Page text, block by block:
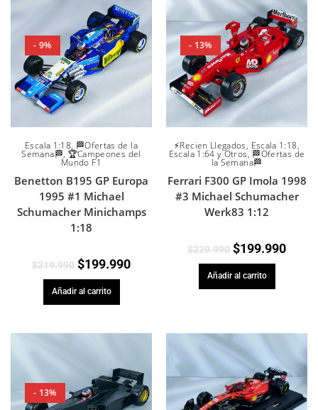
- 9%
Escala 1:18, 🏁Ofertas de la
Semana🏁, 🏆Campeones del
Mundo F1
Benetton B195 GP Europa
1995 #1 Michael
Schumacher Minichamps
1:18
$219.990 $199.990
Añadir al carrito
- 13%
⚡Recien Llegados, Escala 1:18,
Escala 1:64 y Otros, 🏁Ofertas de
la Semana🏁
Ferrari F300 GP Imola 1998
#3 Michael Schumacher
Werk83 1:12
$229.990 $199.990
Añadir al carrito
- 13%